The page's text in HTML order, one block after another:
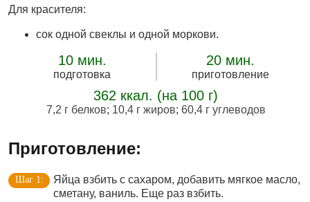
Для красителя:
сок одной свеклы и одной моркови.
10 мин.
подготовка
20 мин.
приготовление
362 ккал. (на 100 г)
7,2 г белков; 10,4 г жиров; 60,4 г углеводов
Приготовление:
Яйца взбить с сахаром, добавить мягкое масло,
сметану, ваниль. Еще раз взбить.